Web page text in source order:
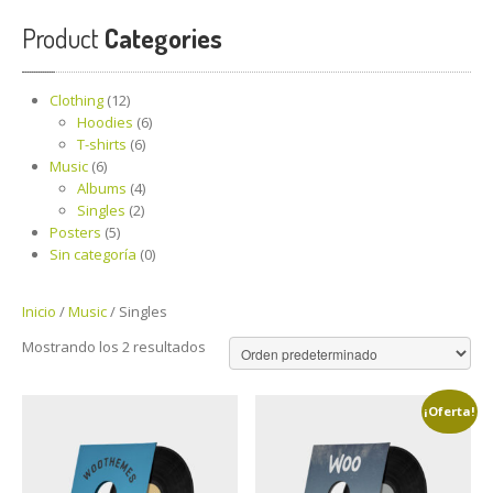
Product Categories
Clothing (12)
Hoodies (6)
T-shirts (6)
Music (6)
Albums (4)
Singles (2)
Posters (5)
Sin categoría (0)
Inicio /Music/ Singles
Mostrando los 2 resultados
¡Oferta!